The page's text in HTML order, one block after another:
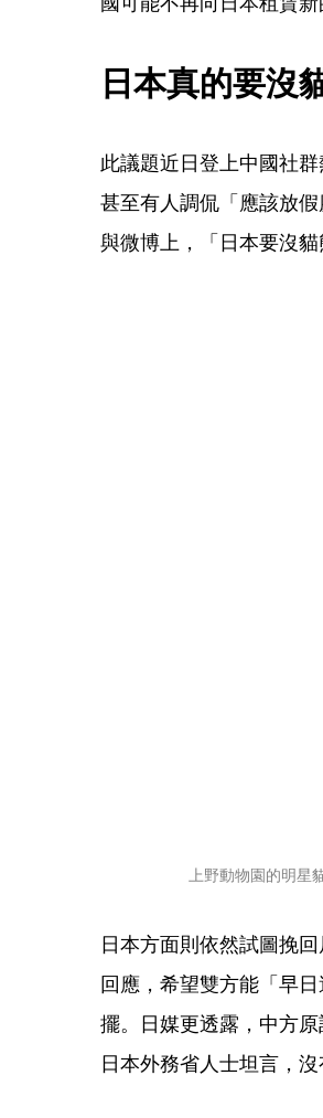
日本真的要沒
此議題近日登上中國社
甚至有人調侃「應該放
與微博上，「日本要沒
上野動物園的明星
日本方面則依然試圖挽
回應，希望雙方能「早
擺。日媒更透露，中方
日本外務省人士坦言，